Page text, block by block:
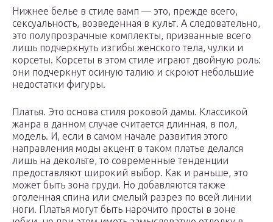
Нижнее белье в стиле вамп — это, прежде всего,
сексуальность, возведенная в культ. А следовательно,
это полупрозрачные комплекты, призванные всего
лишь подчеркнуть изгибы женского тела, чулки и
корсеты. Корсеты в этом стиле играют двойную роль:
они подчеркнут осиную талию и скроют небольшие
недостатки фигуры.
Платья. Это основа стиля роковой дамы. Классикой
жанра в данном случае считается длинная, в пол,
модель. И, если в самом начале развития этого
направления моды акцент в таком платье делался
лишь на декольте, то современные тенденции
предоставляют широкий выбор. Как и раньше, это
может быть зона груди. Но добавляются также
оголенная спина или смелый разрез по всей линии
ноги. Платья могут быть нарочито просты в зоне